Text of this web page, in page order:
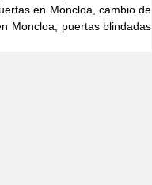
en Moncloa, cambio de
Moncloa, puertas blindadas